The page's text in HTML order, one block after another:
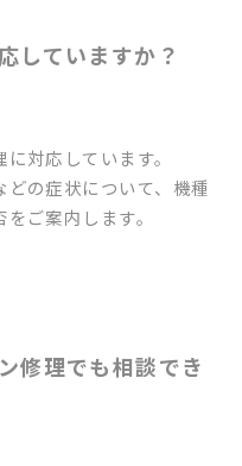
していますか？
対応しています。
の症状について、機種
ご案内します。
修理でも相談でき